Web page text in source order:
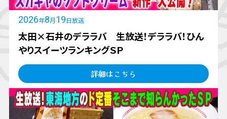
2026年8月 19日放送
太田×石井のデララバ 生放送！デララバ！ひん
やりスイーツランキングＳＰ
詳細はこちら